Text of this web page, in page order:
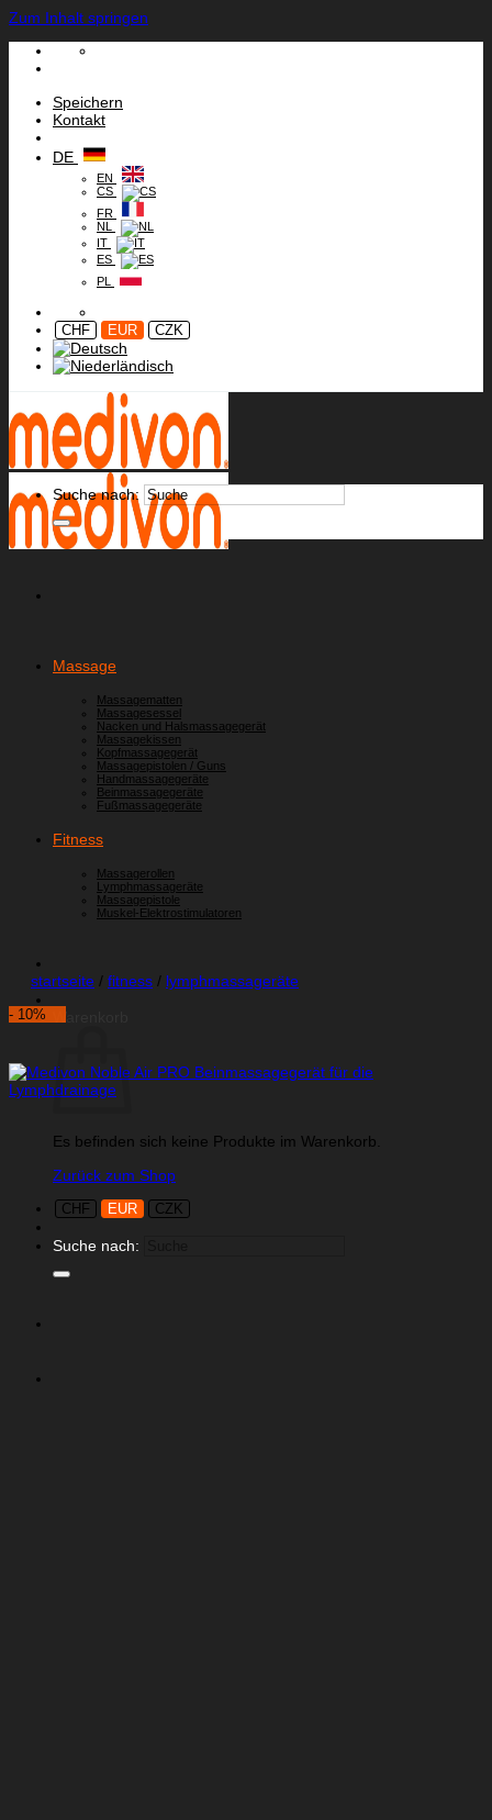
Zum Inhalt springen
Speichern
Kontakt
DE
EN
CS
FR
NL
IT
ES
PL
CHF EUR CZK
Massage
Massagematten
Massagesessel
Nacken und Halsmassagegerät
Massagekissen
Kopfmassagegerät
Massagepistolen / Guns
Handmassagegeräte
Beinmassagegeräte
Fußmassagegeräte
Fitness
Massagerollen
Lymphmassageräte
Massagepistole
Muskel-Elektrostimulatoren
Es befinden sich keine Produkte im Warenkorb.
Zurück zum Shop
CHF EUR CZK
Suche nach:
Suche nach:
startseite / fitness / lymphmassageräte
- 10%